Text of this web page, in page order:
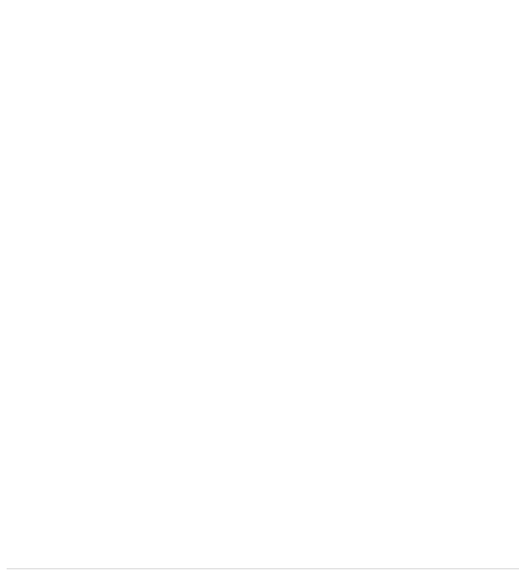
sich in Zalaszántó. Hier erhebt sich ein Lebkuchenhaus,
Bauernhauses präsentiert. Das Museum ist voll von
auch einen kulturellen Wert haben. Wir erfahren, wann
und was die verschiedenen Motive auf den Lebkuchen
des perfekten Honigs erforderlich ist. Die Besucher
Holundersirup zu schlürfen und eine Vielzahl von
Gegend von Hévíz ist, darf
Sehenswürdigkeiten. Die berühmte Fußgängerzone
Geschäften, aber es gibt auch einen besonderen Ort, das
interessante Dinge und ist eine hervorragende Ergänzung
beeindruckend, da es in einem Gebäude aus dem letzten
an einer Reise in die Vergangenheit teilnehmen können.